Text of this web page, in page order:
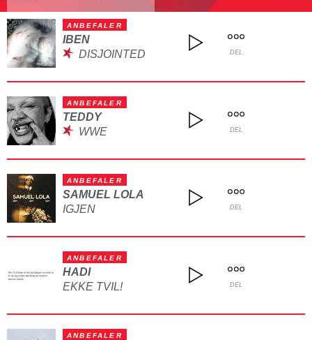
ANBEFALER
IBEN
DISJOINTED
DEL
ANBEFALER
TEDDY
WWE
DEL
ANBEFALER
SAMUEL LOLA
IGJEN
DEL
ANBEFALER
HADI
EKKE TVIL!
DEL
ANBEFALER